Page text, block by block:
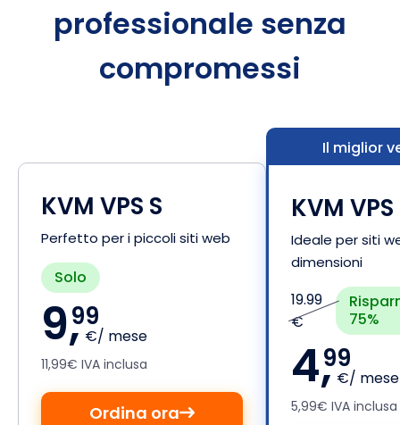
professionale senza
compromessi
KVM VPS S
Perfetto per i piccoli siti web
Solo
9,99
€/ mese
11,99€ IVA inclusa
Ordina ora
Il miglior
KVM
Ideale per siti
dimensioni
19.99
€
75%
4,99
€/ mese
5,99€ IVA inclusa